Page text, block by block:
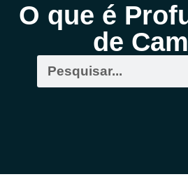
O que é
de